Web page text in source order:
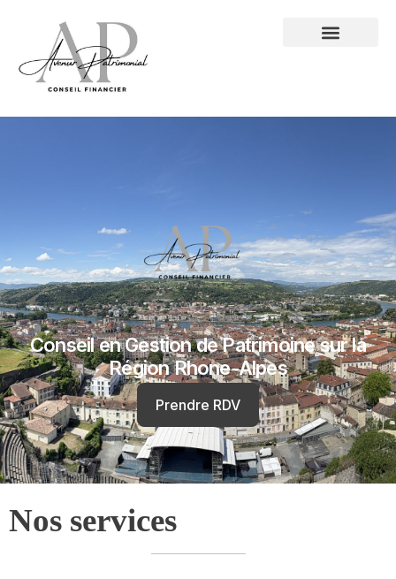
Conseil en Gestion de Patrimoine sur la
Région Rhone-Alpes
Prendre RDV
Nos services